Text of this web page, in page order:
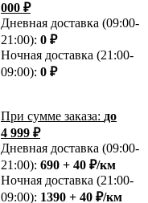
000 ₽
Дневная доставка (09:00-
21:00): 0 ₽
Ночная доставка (21:00-
09:00): 0 ₽
При сумме заказа: до
4 999 ₽
Дневная доставка (09:00-
21:00): 690 + 40 ₽/км
Ночная доставка (21:00-
09:00): 1390 + 40 ₽/км